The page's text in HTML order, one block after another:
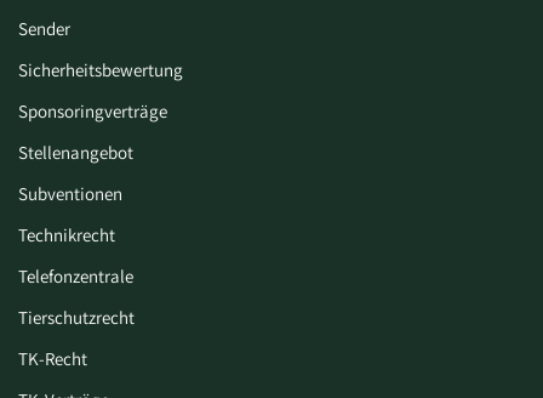
Sender
Sicherheitsbewertung
Sponsoringverträge
Stellenangebot
Subventionen
Technikrecht
Telefonzentrale
Tierschutzrecht
TK-Recht